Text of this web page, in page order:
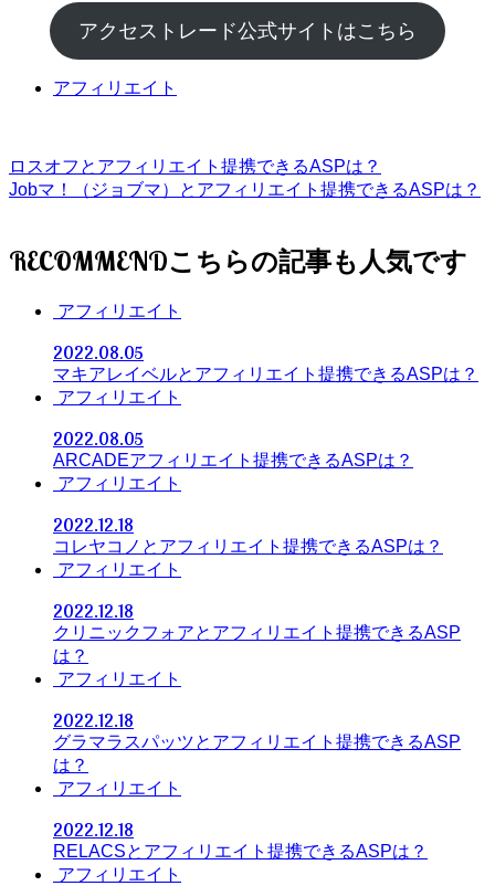
アクセストレード公式サイトはこちら
アフィリエイト
ロスオフとアフィリエイト提携できるASPは？
Jobマ！（ジョブマ）とアフィリエイト提携できるASPは？
RECOMMEND
アフィリエイト
2022.08.05
マキアレイベルとアフィリエイト提携できるASPは？
アフィリエイト
2022.08.05
ARCADEアフィリエイト提携できるASPは？
アフィリエイト
2022.12.18
コレヤコノとアフィリエイト提携できるASPは？
アフィリエイト
2022.12.18
クリニックフォアとアフィリエイト提携できるASP
は？
アフィリエイト
2022.12.18
グラマラスパッツとアフィリエイト提携できるASP
は？
アフィリエイト
2022.12.18
RELACSとアフィリエイト提携できるASPは？
アフィリエイト